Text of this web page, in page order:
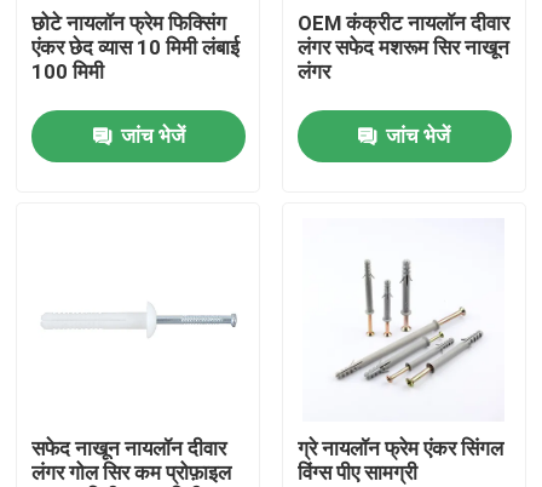
हमारे बारे में
गुणवत्ता नियंत्रण
एक बोली का अनुरोध
नायलॉन एंकर प्लग
छोटे नायलॉन फ्रेम फिक्सिंग
एंकर छेद व्यास 10 मिमी लंबाई
100 मिमी
जांच भेजें
OEM कंक्रीट नायलॉन दीवार
लंगर सफेद मशरूम सिर नाखून
लंगर
जांच भेजें
सफेद नाखून नायलॉन दीवार
लंगर गोल सिर कम प्रोफ़ाइल
ग्रे नायलॉन फ्रेम एंकर सिंगल
विंग्स पीए सामग्री